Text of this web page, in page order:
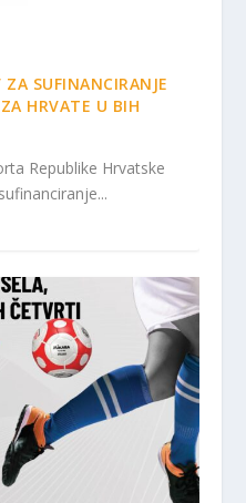
SUFINANCIRANJE
HRVATE U BIH
Republike Hrvatske